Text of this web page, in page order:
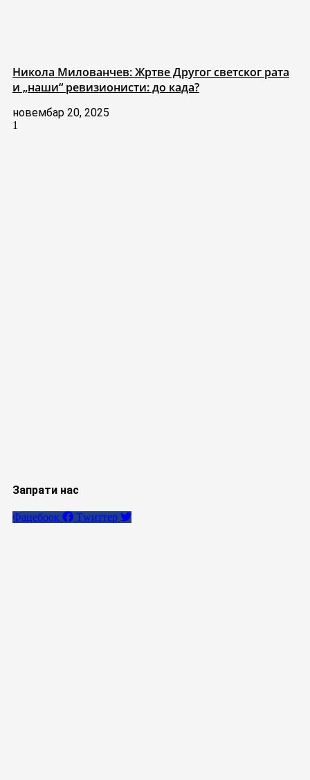
Никола Милованчев: Жртве Другог светског рата
и „наши“ ревизионисти: до када?
новембар 20, 2025
Запрати нас
Фацебоок Тwиттер